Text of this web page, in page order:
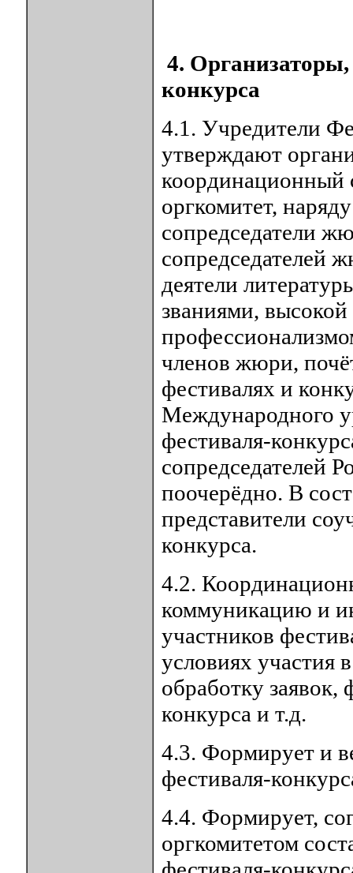
4.
конкурса
4.1. Учредители
утверждают
координационный
оргкомитет,
сопредседатели
сопредседателей
деятели
званиями,
членов жюри,
фестивалях и
Международного
фестиваля-
сопредседателей
поочерёдно. В
представители
конкурса.
4.2.
коммуникацию и
участников
условиях участия
обработку
конкурса и т.д.
4.3. Формирует и
фестиваля-
4.4. Формирует,
оргкомитетом